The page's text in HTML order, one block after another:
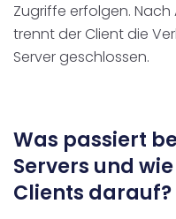
Zugriffe erfolgen.
trennt der Client die
Server geschlossen.
Was passiert
Servers und
Clients darauf?